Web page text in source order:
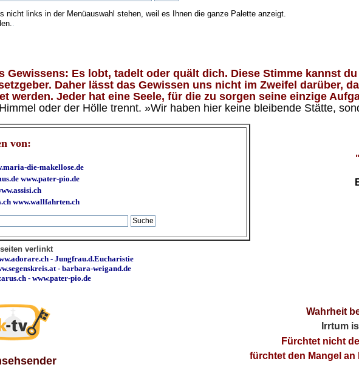
nicht links in der Menüauswahl stehen, weil es Ihnen die ganze Palette anzeigt.
Gewissens: Es lobt, tadelt oder quält dich. Diese Stimme kannst
Daher lässt das Gewissen uns nicht im Zweifel darüber,
werden. Jeder hat eine Seele, für die zu sorgen seine einzige
oder der Hölle trennt. »Wir haben hier keine bleibende Stätte,
von:
die-makellose.de
www.pater-pio.de
www.wallfahrten.ch
verlinkt
-Jungfrau.d.Eucharistie
-barbara-weigand.de
- www.pater-pio.de
Wahrheit
Irrtum
Fürchtet nicht
fürchtet den Mangel